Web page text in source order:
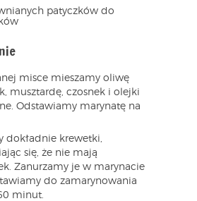
patyczków do
misce mieszamy oliwę
musztardę, czosnek i olejki
Odstawiamy marynatę na
dokładnie krewetki,
się, że nie mają
Zanurzamy je w marynacie
do zamarynowania
minut.